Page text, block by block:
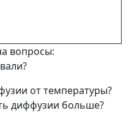
вопросы:
от температуры?
диффузии больше?